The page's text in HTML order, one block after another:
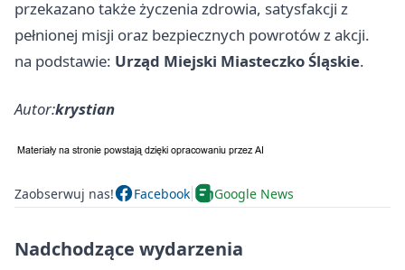
przekazano także życzenia zdrowia, satysfakcji z
pełnionej misji oraz bezpiecznych powrotów z akcji.
na podstawie: Urząd Miejski Miasteczko Śląskie.
Autor:krystian
Zaobserwuj nas! Facebook Google News
Nadchodzące wydarzenia